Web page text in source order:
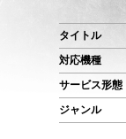
タイトル
対応機種
サービス形態
ジャンル